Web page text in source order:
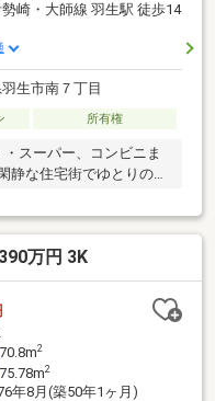
崎・大師線 羽生駅 徒歩14
生市南７丁目
所有権
静な住宅街でゆとりのあ
万円 3K
2
2
年8月(築50年1ヶ月)